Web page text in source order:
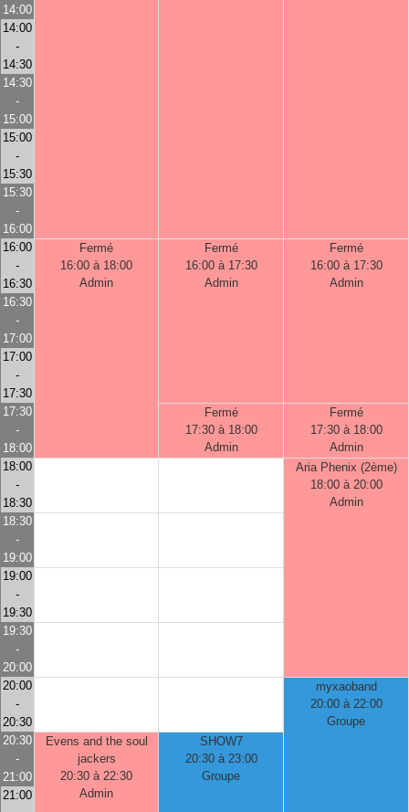
14:00
14:00
-
14:30
14:30
-
15:00
15:00
-
15:30
15:30
-
16:00
16:00
-
16:30
Fermé
16:00 à 18:00
Admin
Fermé
16:00 à 17:30
Admin
Fermé
16:00 à 17:30
Admin
16:30
-
17:00
17:00
-
17:30
17:30
-
18:00
Fermé
17:30 à 18:00
Admin
Fermé
17:30 à 18:00
Admin
18:00
-
18:30
Aria Phenix (2ème)
18:00 à 20:00
Admin
18:30
-
19:00
19:00
-
19:30
19:30
-
20:00
20:00
-
20:30
myxaoband
20:00 à 22:00
Groupe
20:30
-
21:00
Evens and the soul
jackers
20:30 à 22:30
Admin
SHOW7
20:30 à 23:00
Groupe
21:00